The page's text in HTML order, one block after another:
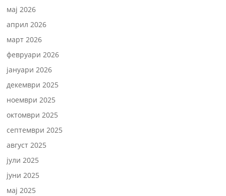
мај 2026
април 2026
март 2026
февруари 2026
јануари 2026
декември 2025
ноември 2025
октомври 2025
септември 2025
август 2025
јули 2025
јуни 2025
мај 2025